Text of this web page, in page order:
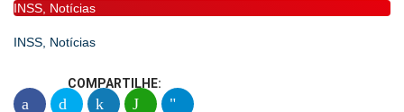
INSS, Notícias
INSS, Notícias
COMPARTILHE: